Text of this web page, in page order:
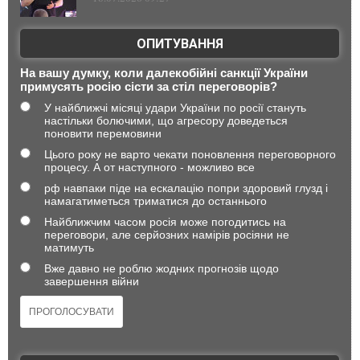
ОПИТУВАННЯ
На вашу думку, коли далекобійні санкції України
примусять росію сісти за стіл переговорів?
У найближчі місяці удари України по росії стануть
настільки болючими, що агресору доведеться
поновити перемовини
Цього року не варто чекати поновлення переговорного
процесу. А от наступного - можливо все
рф навпаки піде на ескалацію попри здоровий глузд і
намагатиметься триматися до останнього
Найближчим часом росія може погодитись на
переговори, але серйозних намірів росіяни не
матимуть
Вже давно не роблю жодних прогнозів щодо
завершення війни